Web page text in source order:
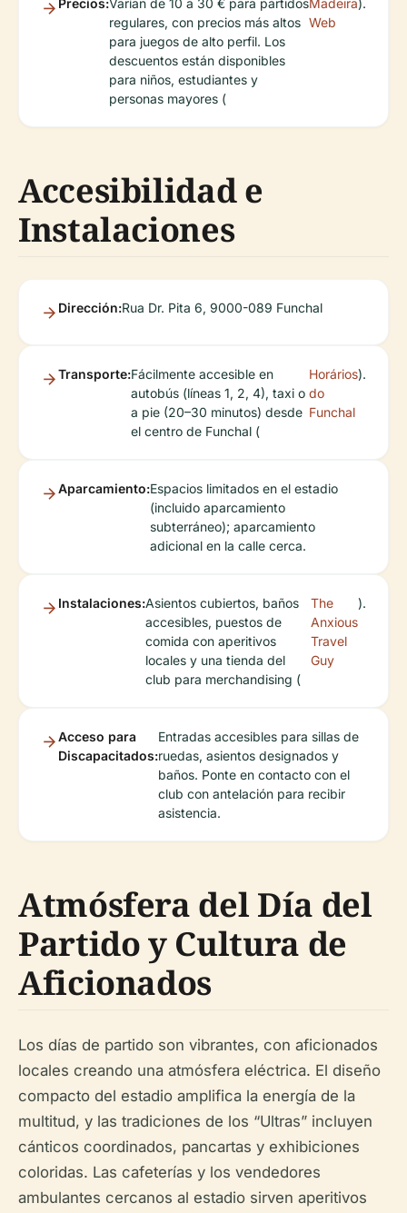
Precios:Varían de 10 a 30 € para partidos
regulares, con precios más altos
para juegos de alto perfil. Los
descuentos están disponibles
para niños, estudiantes y
personas mayores (
Madeira
Web
).
Accesibilidad e
Instalaciones
Dirección:Rua Dr. Pita 6, 9000-089 Funchal
Transporte:Fácilmente accesible en
autobús (líneas 1, 2, 4), taxi o
a pie (20–30 minutos) desde
el centro de Funchal (
Horários
do
Funchal
).
Aparcamiento:Espacios limitados en el estadio
(incluido aparcamiento
subterráneo); aparcamiento
adicional en la calle cerca.
Instalaciones:Asientos cubiertos, baños
accesibles, puestos de
comida con aperitivos
locales y una tienda del
club para merchandising (
The
Anxious
Travel
Guy
).
Acceso para
Discapacitados:
Entradas accesibles para sillas de
ruedas, asientos designados y
baños. Ponte en contacto con el
club con antelación para recibir
asistencia.
Atmósfera del Día del
Partido y Cultura de
Aficionados
Los días de partido son vibrantes, con aficionados
locales creando una atmósfera eléctrica. El diseño
compacto del estadio amplifica la energía de la
multitud, y las tradiciones de los “Ultras” incluyen
cánticos coordinados, pancartas y exhibiciones
coloridas. Las cafeterías y los vendedores
ambulantes cercanos al estadio sirven aperitivos